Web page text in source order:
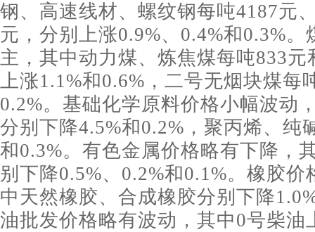
钢、高速线材、螺纹钢每吨4187元
元，分别上涨0.9%、0.4%和0.3%。
主，其中动力煤、炼焦煤每吨833元
上涨1.1%和0.6%，二号无烟块煤每
0.2%。基础化学原料价格小幅波动
分别下降4.5%和0.2%，聚丙烯、纯
和0.3%。有色金属价格略有下降，
别下降0.5%、0.2%和0.1%。橡胶价
中天然橡胶、合成橡胶分别下降
油批发价格略有波动，其中0号柴油